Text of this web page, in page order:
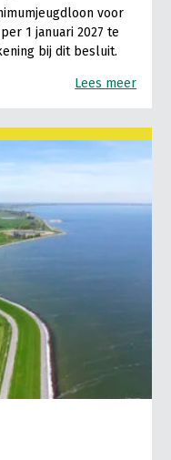
voor
1 januari 2027 te
bij dit besluit.
Lees meer